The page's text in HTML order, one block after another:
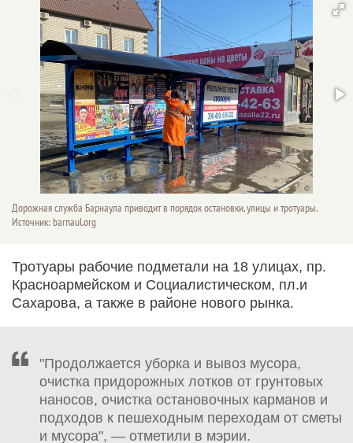
Дорожная служба Барнаула приводит в порядок остановки, улицы и тротуары.
Источник: barnaul.org
Тротуары рабочие подметали на 18 улицах, пр.
Красноармейском и Социалистическом, пл.и
Сахарова, а также в районе нового рынка.
"Продолжается уборка и вывоз мусора,
очистка придорожных лотков от грунтовых
наносов, очистка остановочных карманов и
подходов к пешеходным переходам от сметы
и мусора", — отметили в мэрии.